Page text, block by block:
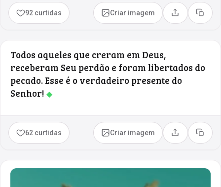
92 curtidas Criar imagem Compartilhar
Copiar
Todos aqueles que creram em Deus,
receberam Seu perdão e foram libertados do
pecado. Esse é o verdadeiro presente do
Senhor! ◆
62 curtidas Criar imagem Compartilhar
Copiar